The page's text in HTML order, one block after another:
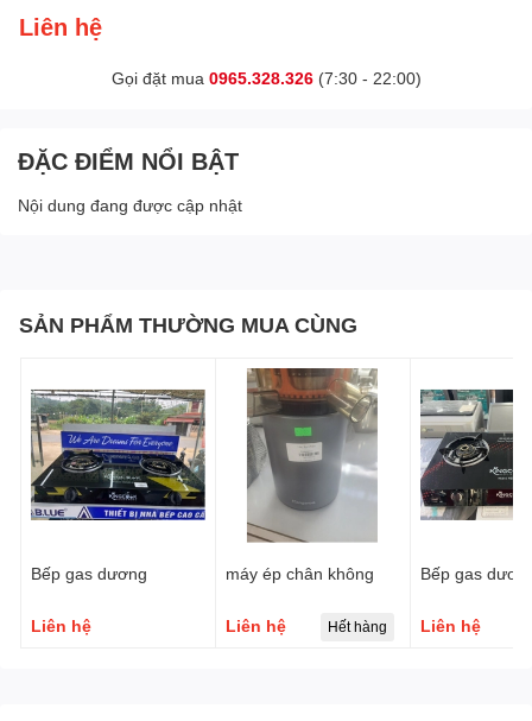
Liên hệ
Gọi đặt mua 0965.328.326(7:30 - 22:00)
ĐẶC ĐIỂM NỔI BẬT
Nội dung đang được cập nhật
SẢN PHẨM THƯỜNG MUA CÙNG
Bếp gas dương
Liên hệ
máy ép chân không
Liên hệ Hết hàng
Bếp gas
Liên hệ